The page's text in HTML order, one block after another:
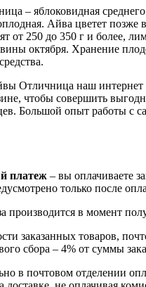
– яблоковидная
Айва цветет позже
от 250 до 350 г и более,
октября. Хранение
Отличница наш интернет
чтобы совершить
Большой опыт работы с
платеж – вы оплачиваете
только после
производится в момент
заказанных товаров,
сбора – 4% от суммы
в почтовом отделении